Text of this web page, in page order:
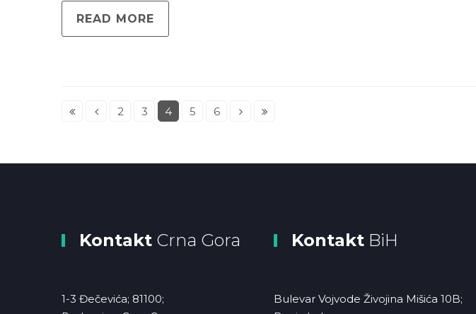
READ MORE
2 3 4 5 6
Kontakt Crna Gora
1-3 Đečevića; 81100;
Kontakt BiH
Bulevar Vojvode Živojina Mišića 10B;